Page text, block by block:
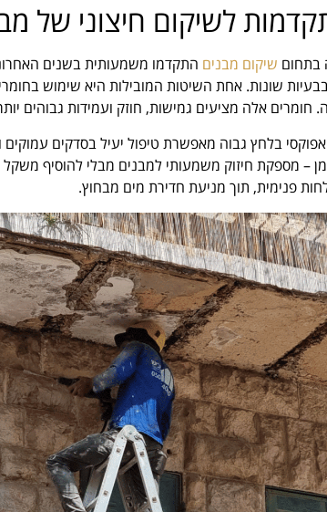
לשיקום חיצוני של
בתחום שיקום מבנים התקדמו משמעותית בשנים
בבעיות שונות. אחת השיטות המובילות היא שימוש
חומרים אלה מציעים גמישות, חוזק ועמידות גבוהים
אפוקסי בלחץ גבוה מאפשרת טיפול יעיל בסדקים
– מספקת חיזוק משמעותי למבנים מבלי להוסיף
פנימית, תוך מניעת חדירת מים מבחוץ.